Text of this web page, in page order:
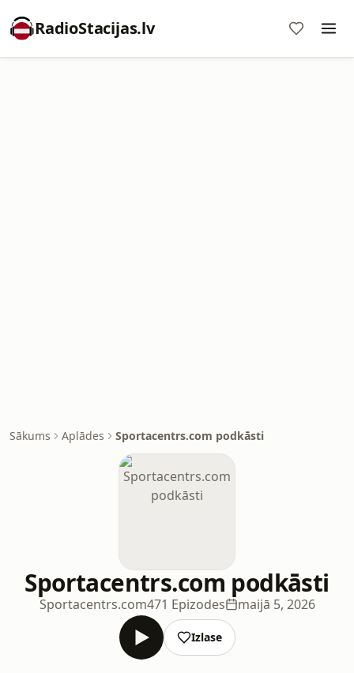
RadioStacijas.lv
Sākums Aplādes Sportacentrs.com podkāsti
Sportacentrs.com podkāsti
Sportacentrs.com471 Epizodes maijā 5, 2026
Izlase